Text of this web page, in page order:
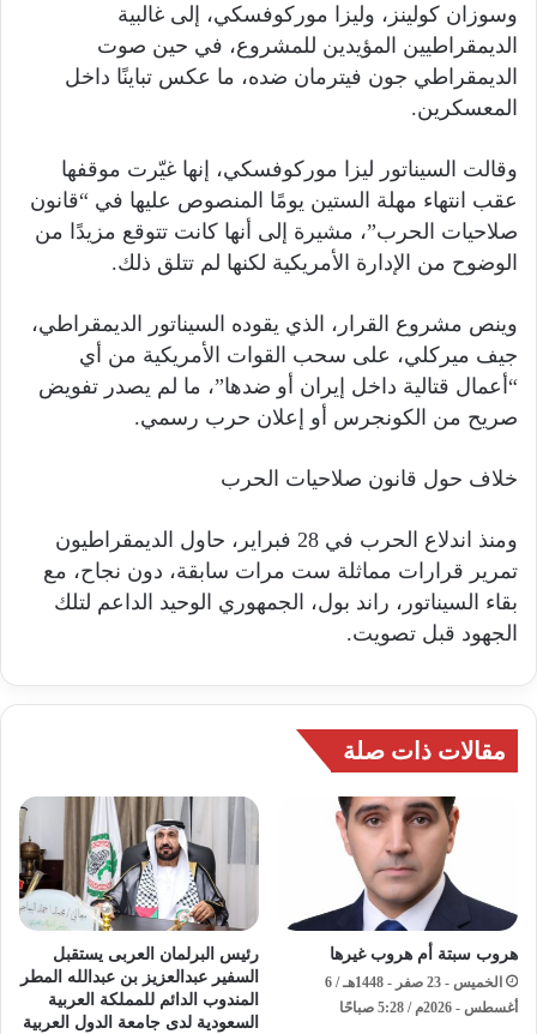
وسوزان كولينز، وليزا موركوفسكي، إلى غالبية
الديمقراطيين المؤيدين للمشروع، في حين صوت
الديمقراطي جون فيترمان ضده، ما عكس تباينًا داخل
المعسكرين.
وقالت السيناتور ليزا موركوفسكي، إنها غيّرت موقفها
عقب انتهاء مهلة الستين يومًا المنصوص عليها في “قانون
صلاحيات الحرب”، مشيرة إلى أنها كانت تتوقع مزيدًا من
الوضوح من الإدارة الأمريكية لكنها لم تتلق ذلك.
وينص مشروع القرار، الذي يقوده السيناتور الديمقراطي،
جيف ميركلي، على سحب القوات الأمريكية من أي
“أعمال قتالية داخل إيران أو ضدها”، ما لم يصدر تفويض
صريح من الكونجرس أو إعلان حرب رسمي.
خلاف حول قانون صلاحيات الحرب
ومنذ اندلاع الحرب في 28 فبراير، حاول الديمقراطيون
تمرير قرارات مماثلة ست مرات سابقة، دون نجاح، مع
بقاء السيناتور، راند بول، الجمهوري الوحيد الداعم لتلك
الجهود قبل تصويت.
مقالات ذات صلة
هروب سبتة أم هروب غيرها
الخميس - 23 صفر - 1448هـ / 6
أغسطس - 2026م / 5:28 صباحًا
رئيس البرلمان العربى يستقبل
السفير عبدالعزيز بن عبدالله المطر
المندوب الدائم للمملكة العربية
السعودية لدى جامعة الدول العربية